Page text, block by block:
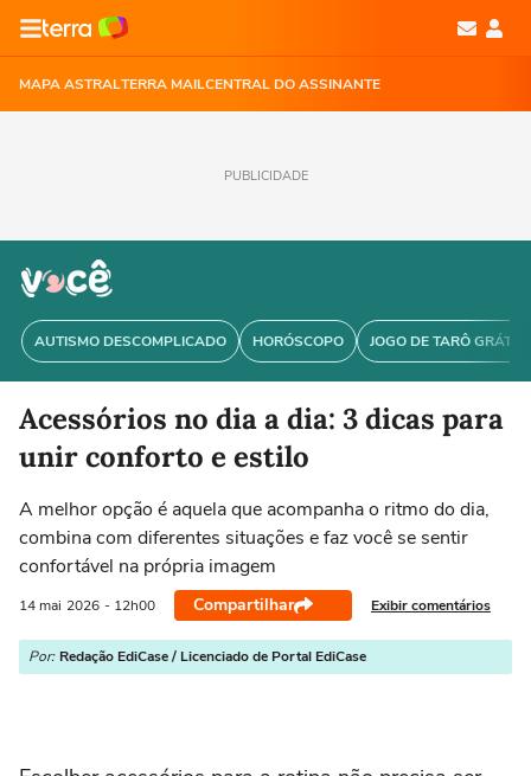
MAPA ASTRALTERRA MAILCENTRAL DO ASSINANTE
PUBLICIDADE
AUTISMO DESCOMPLICADO HORÓSCOPO JOGO DE TARÔ GRÁTIS
Acessórios no dia a dia: 3 dicas para
unir conforto e estilo
A melhor opção é aquela que acompanha o ritmo do dia,
combina com diferentes situações e faz você se sentir
confortável na própria imagem
14 mai 2026 - 12h00 Compartilhar Exibir comentários
Por: Redação EdiCase / Licenciado de Portal EdiCase